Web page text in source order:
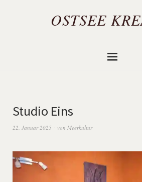
OSTSEE
Studio Eins
22. Januar 2025 von Meerkultur